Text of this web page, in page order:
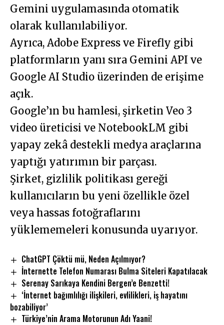
Gemini uygulamasında otomatik
olarak kullanılabiliyor.
Ayrıca, Adobe Express ve Firefly gibi
platformların yanı sıra Gemini API ve
Google AI Studio üzerinden de erişime
açık.
Google’ın bu hamlesi, şirketin Veo 3
video üreticisi ve NotebookLM gibi
yapay zekâ destekli medya araçlarına
yaptığı yatırımın bir parçası.
Şirket, gizlilik politikası gereği
kullanıcıların bu yeni özellikle özel
veya hassas fotoğraflarını
yüklememeleri konusunda uyarıyor.
ChatGPT Çöktü mü, Neden Açılmıyor?
İnternette Telefon Numarası Bulma Siteleri Kapatılacak
Serenay Sarıkaya Kendini Bergen’e Benzetti!
‘İnternet bağımlılığı ilişkileri, evlilikleri, iş hayatını
bozabiliyor’
Türkiye’nin Arama Motorunun Adı Yaani!